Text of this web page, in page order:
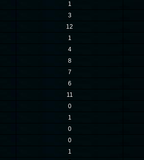
1
3
12
1
4
8
7
6
11
0
1
0
0
1